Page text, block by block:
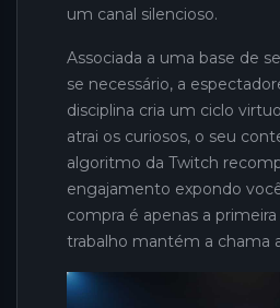
um canal silencioso.
Associada a uma base de
se necessário, a
disciplina cria um ciclo
atrai os curiosos, o seu
algoritmo da Twitch
engajamento expondo
compra é apenas a primeira
trabalho mantém a chama